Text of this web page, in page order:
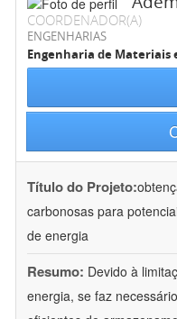
COORDENADOR(A)
ENGENHARIAS
Engenharia de Materiais
Título do Projeto:
carbonosas para
de energia
Resumo: Devido à
energia, se faz